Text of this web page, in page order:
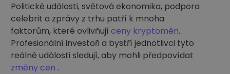
Politické události, světová ekonomika, podpora
celebrit a zprávy z trhu patří k mnoha
faktorům, které ovlivňují ceny kryptoměn.
Profesionální investoři a bystří jednotlivci tyto
reálné události sledují, aby mohli předpovídat
změny cen .